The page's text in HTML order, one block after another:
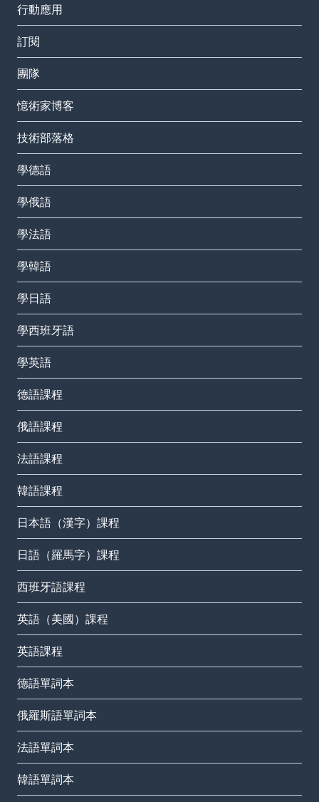
行動應用
訂閱
團隊
憶術家博客
技術部落格
學德語
學俄語
學法語
學韓語
學日語
學西班牙語
學英語
德語課程
俄語課程
法語課程
韓語課程
日本語（漢字）課程
日語（羅馬字）課程
西班牙語課程
英語（美國）課程
英語課程
德語單詞本
俄羅斯語單詞本
法語單詞本
韓語單詞本